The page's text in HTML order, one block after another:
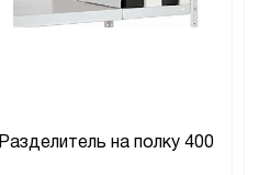
Разделитель на полку 400